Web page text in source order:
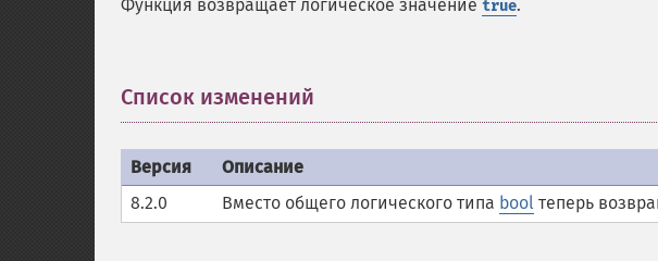
Функция возвращает логическое значение true.
Список изменений
Версия
Описание
8.2.0
Вместо общего логического типа bool теперь